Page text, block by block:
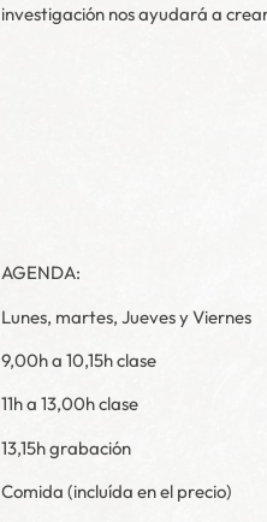
investigación nos ayudará a
AGENDA:
Lunes, martes, Jueves y Viernes
9,00h a 10,15h clase
11h a 13,00h clase
13,15h grabación
Comida (incluída en el precio)